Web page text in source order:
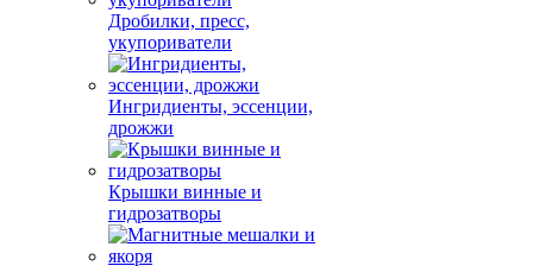
Дробилки, пресс,
укупориватели
Ингридиенты, эссенции,
дрожжи
Крышки винные и
гидрозатворы